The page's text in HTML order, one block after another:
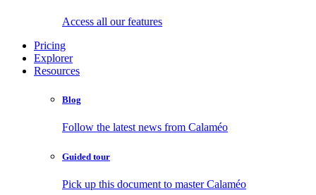
Access all our features
Pricing
Explorer
Resources
Blog
Follow the latest news from Calaméo
Guided tour
Pick up this document to master Calaméo